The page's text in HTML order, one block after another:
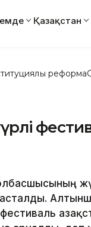
Қазақстан
реформа